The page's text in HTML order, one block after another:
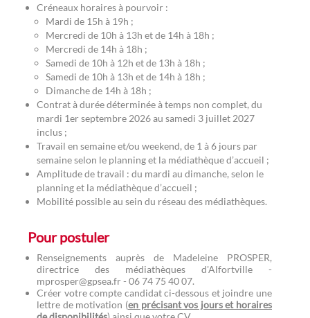
Créneaux horaires à pourvoir :
Mardi de 15h à 19h ;
Mercredi de 10h à 13h et de 14h à 18h ;
Mercredi de 14h à 18h ;
Samedi de 10h à 12h et de 13h à 18h ;
Samedi de 10h à 13h et de 14h à 18h ;
Dimanche de 14h à 18h ;
Contrat à durée déterminée à temps non complet, du
mardi 1er septembre 2026 au samedi 3 juillet 2027
inclus ;
Travail en semaine et/ou weekend, de 1 à 6 jours par
semaine selon le planning et la médiathèque d’accueil ;
Amplitude de travail : du mardi au dimanche, selon le
planning et la médiathèque d’accueil ;
Mobilité possible au sein du réseau des médiathèques.
Pour postuler
Renseignements auprès de Madeleine PROSPER,
directrice des médiathèques d'Alfortville -
mprosper@gpsea.fr - 06 74 75 40 07.
Créer votre compte candidat ci-dessous et joindre une
lettre de motivation (en précisant vos jours et horaires